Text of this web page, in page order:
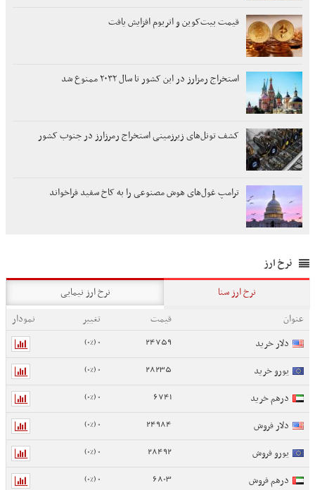
قیمت بیت‌کوین و اتریوم افزایش یافت
استخراج رمزارز در این کشور تا سال ۲۰۳۲ ممنوع شد
کشف تونل‌های زیرزمینی استخراج رمرزارز در جنوب کشور
ترامپ غول‌های هوش مصنوعی را به کاخ سفید فراخواند
نرخ ارز
نرخ ارز سنا
نرخ ارز نیمایی
عنوان
قیمت تغییر
نمودار
دلار خرید
24759
0 (0%)
یورو خرید 28235
0 (0%)
درهم خرید 6741
0 (0%)
دلار فروش 24984
0 (0%)
یورو فروش 28492
0 (0%)
درهم فروش 6803
0 (0%)